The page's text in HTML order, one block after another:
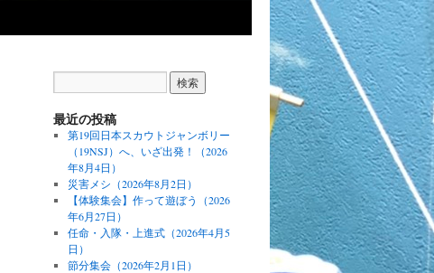
最近の投稿
第19回日本スカウトジャンボリー
（19NSJ）へ、いざ出発！（2026
年8月4日）
災害メシ（2026年8月2日）
【体験集会】作って遊ぼう（2026
年6月27日）
任命・入隊・上進式（2026年4月5
日）
節分集会（2026年2月1日）